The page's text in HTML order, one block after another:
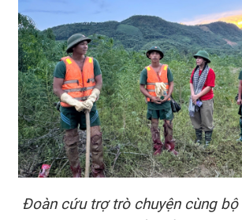
Đoàn cứu trợ trò chuyện cùng